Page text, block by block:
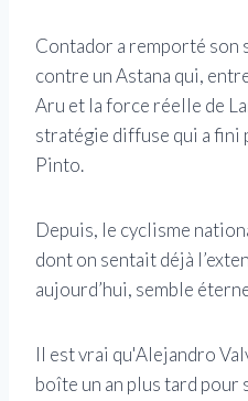
Contador a remporté son
contre un Astana qui,
Aru et la force réelle de
stratégie diffuse qui a fini
Pinto.
Depuis, le cyclisme
dont on sentait déjà
aujourd’hui, semble
Il est vrai qu'Alejandro
boîte un an plus tard pour